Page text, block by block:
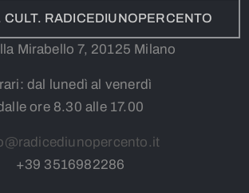
CULT. RADICEDIUNOPERCENTO
Mirabello 7, 20125 Milano
dal lunedì al venerdì
ore 8.30 alle 17.00
+39 3516982286